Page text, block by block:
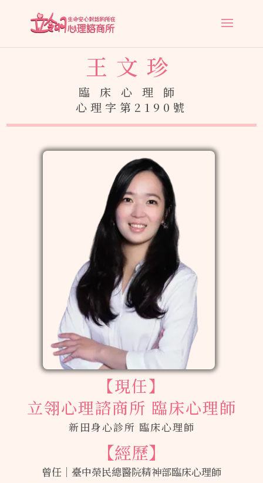
王文珍
臨床心理師
心理字第2190號
【現任】
立翎心理諮商所 臨床心理師
新田身心診所 臨床心理師
【經歷】
曾任｜臺中榮民總醫院精神部臨床心理師